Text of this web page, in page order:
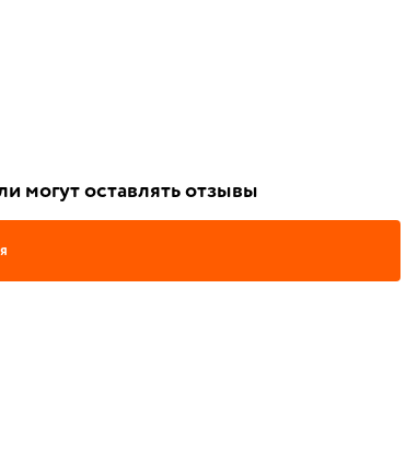
могут оставлять отзывы